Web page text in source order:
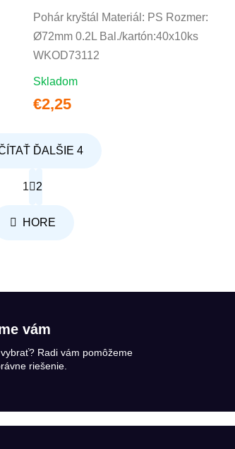
Pohár kryštál Materiál: PS Rozmer:
Ø72mm 0.2L Bal./kartón:40x10ks
WKOD73112
Skladom
€2,25
Ovládacie prvky výpisu
ĎALŠIE 4
1 2
HORE
vám
Radi vám pomôžeme
riešenie.